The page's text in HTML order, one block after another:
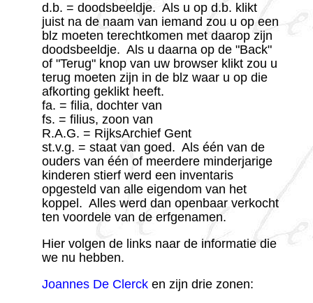
d.b. = doods­beeldje. Als u op d.b. klikt
juist na de naam van iemand zou u op een
blz moeten terecht­komen met daarop zijn
doods­beeldje. Als u daarna op de "Back"
of "Terug" knop van uw browser klikt zou u
terug moeten zijn in de blz waar u op die
afkorting geklikt heeft.
fa. = filia, dochter van
fs. = filius, zoon van
R.A.G. = RijksArchief Gent
st.v.g. = staat van goed. Als één van de
ouders van één of meerdere minder­jarige
kinderen stierf werd een inven­taris
opgesteld van alle eigendom van het
koppel. Alles werd dan openbaar verkocht
ten voordele van de erfge­namen.
Hier volgen de links naar de informatie die
we nu hebben.
Joannes De Clercken zijn drie zonen: